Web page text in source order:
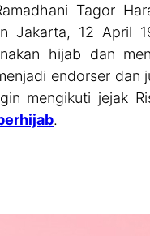
Tagor
Jakarta, 12 April
hijab dan
endorser dan
mengikuti jejak
.